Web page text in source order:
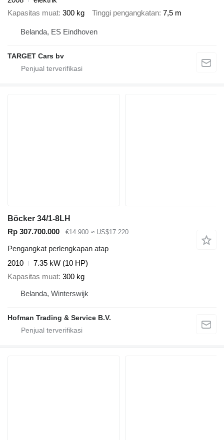
Kapasitas muat 300 kg Tinggi pengangkatan 7,5 m
Belanda, ES Eindhoven
TARGET Cars bv
Böcker 34/1-8LH
Rp 307.700.000
€14.900 ≈ US$17.220
Pengangkat perlengkapan atap
2010
7.35 kW (10 HP)
Kapasitas muat 300 kg
Belanda, Winterswijk
Hofman Trading & Service B.V.